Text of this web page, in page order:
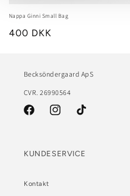
Nappa Ginni Small Bag
400 DKK
Becksöndergaard ApS
CVR. 26990564
FacebookInstagramTikTok
KUNDESERVICE
Kontakt